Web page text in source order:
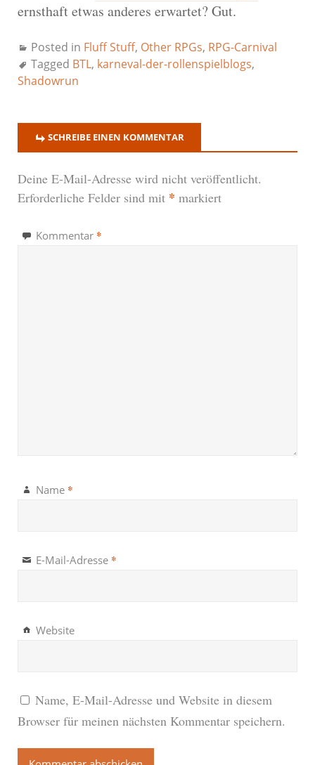
ernsthaft etwas anderes erwartet? Gut.
Posted in Fluff Stuff, Other RPGs, RPG-Carnival
Tagged BTL, karneval-der-rollenspielblogs,
Shadowrun
SCHREIBE EINEN KOMMENTAR
Deine E-Mail-Adresse wird nicht veröffentlicht.
Erforderliche Felder sind mit * markiert
Kommentar *
Name *
E-Mail-Adresse *
Website
Name, E-Mail-Adresse und Website in diesem
Browser für meinen nächsten Kommentar speichern.